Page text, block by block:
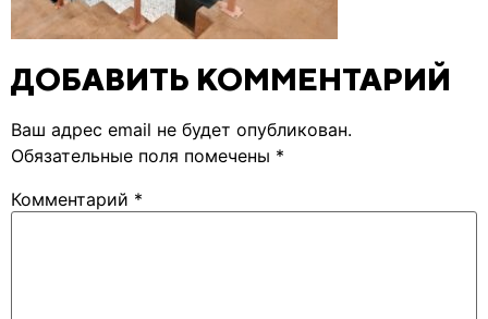
ДОБАВИТЬ КОММЕНТАРИЙ
Ваш адрес email не будет опубликован.
Обязательные поля помечены *
Комментарий *